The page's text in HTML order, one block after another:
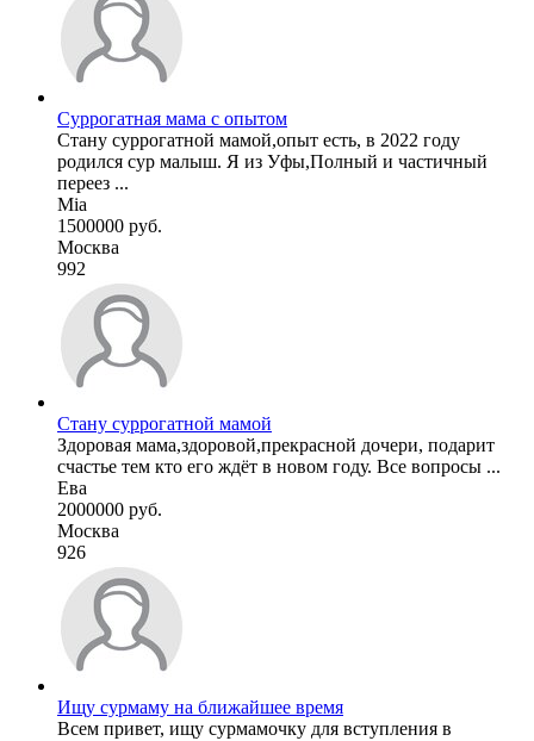
Суррогатная мама с опытом
Стану суррогатной мамой,опыт есть, в 2022 году
родился сур малыш. Я из Уфы,Полный и частичный
переез ...
Mia
1500000 руб.
Москва
992
Стану суррогатной мамой
Здоровая мама,здоровой,прекрасной дочери, подарит
счастье тем кто его ждёт в новом году. Все вопросы ...
Ева
2000000 руб.
Москва
926
Ищу сурмаму на ближайшее время
Всем привет, ищу сурмамочку для вступления в